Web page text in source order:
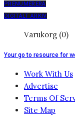
PRENUMERERA
DIGITALT ARKIV
Varukorg (0)
Your go to resource for
Work With Us
Advertise
Terms Of
Site Map